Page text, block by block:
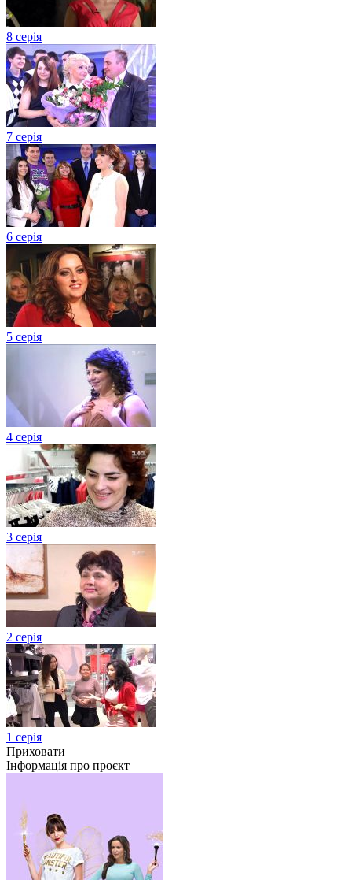
8 серія
7 серія
6 серія
5 серія
4 серія
3 серія
2 серія
1 серія
Приховати
Інформація про проєкт